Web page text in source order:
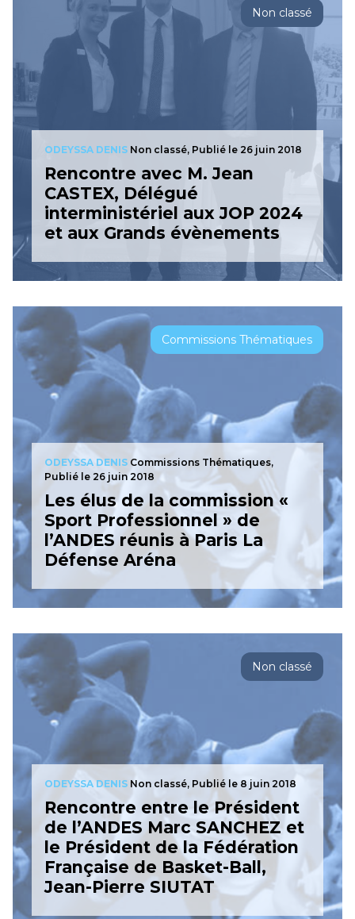
Non classé
ODEYSSA DENIS Non classé, Publié le 26 juin 2018
Rencontre avec M. Jean
CASTEX, Délégué
interministériel aux JOP 2024
et aux Grands évènements
Commissions Thématiques
ODEYSSA DENIS Commissions Thématiques,
Publié le 26 juin 2018
Les élus de la commission «
Sport Professionnel » de
l’ANDES réunis à Paris La
Défense Aréna
Non classé
ODEYSSA DENIS Non classé, Publié le 8 juin 2018
Rencontre entre le Président
de l’ANDES Marc SANCHEZ et
le Président de la Fédération
Française de Basket-Ball,
Jean-Pierre SIUTAT